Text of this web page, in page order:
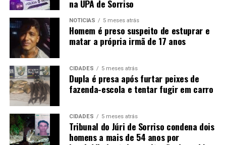
na UPA de Sorriso
NOTÍCIAS 5 meses atrás
Homem é preso suspeito de estuprar e
matar a própria irmã de 17 anos
CIDADES 5 meses atrás
Dupla é presa após furtar peixes de
fazenda-escola e tentar fugir em carro
CIDADES 5 meses atrás
Tribunal do Júri de Sorriso condena dois
homens a mais de 54 anos por